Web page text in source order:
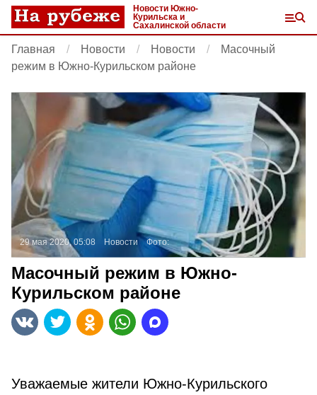
Новости Южно-
Курильска и
Сахалинской области
Главная Новости Новости
Масочный
режим в Южно-Курильском районе
29 мая 2020, 05:08 Новости Фото:
Масочный режим в Южно-
Курильском районе
Уважаемые жители Южно-Курильского